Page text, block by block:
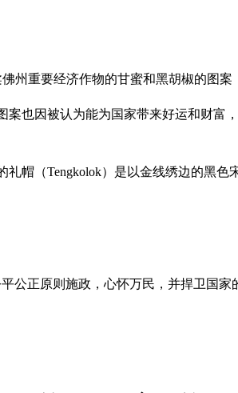
州重要经济作物的甘蜜和黑胡椒的图案
也因被认为能为国家带来好运和财
（Tengkolok）是以金线绣边的黑色
公正原则施政，心怀万民，并捍卫国